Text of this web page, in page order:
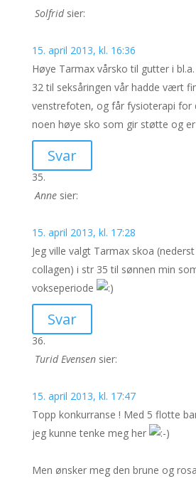
Solfrid sier:
15. april 2013, kl. 16:36
Høye Tarmax vårsko til gutter i
32 til seksåringen vår hadde vært
venstrefoten, og får fysioterapi for
noen høye sko som gir støtte og
Svar
Anne sier:
15. april 2013, kl. 17:28
Jeg ville valgt Tarmax skoa
collagen) i str 35 til sønnen min
vokseperiode
Svar
Turid Evensen sier:
15. april 2013, kl. 17:47
Topp konkurranse ! Med 5 flotte
jeg kunne tenke meg her
Men ønsker meg den brune og